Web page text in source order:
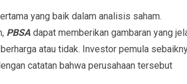
yang baik dalam analisis saham.
PBSA dapat memberikan gambaran yang
atau tidak. Investor pemula
catatan bahwa perusahaan tersebut